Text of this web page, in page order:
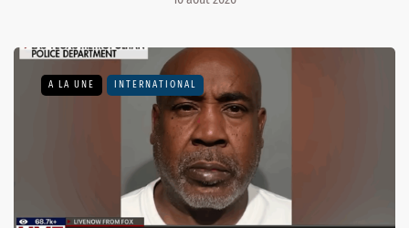
A LA UNE INTERNATIONAL